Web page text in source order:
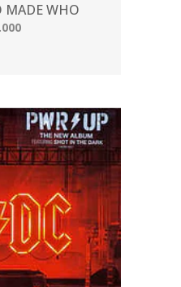
MADE WHO